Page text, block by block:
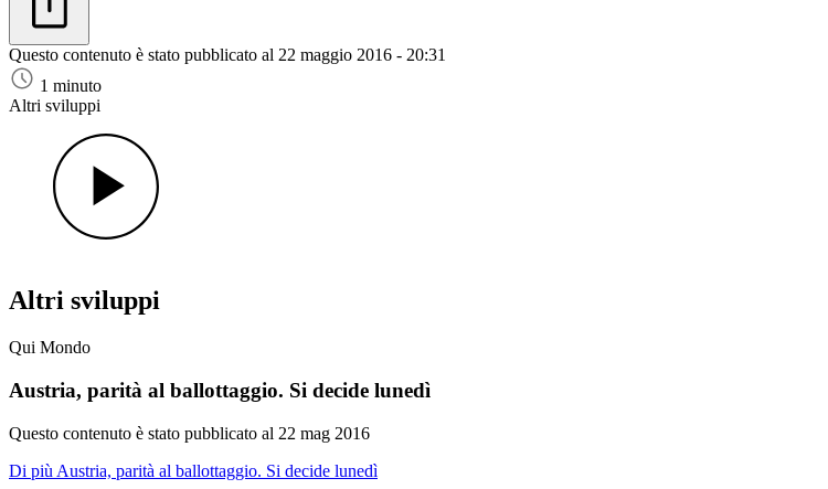
Questo contenuto è stato pubblicato al 22 maggio 2016 - 20:31
1 minuto
Altri sviluppi
Altri sviluppi
Qui Mondo
Austria, parità al ballottaggio. Si decide lunedì
Questo contenuto è stato pubblicato al 22 mag 2016
Di più Austria, parità al ballottaggio. Si decide lunedì